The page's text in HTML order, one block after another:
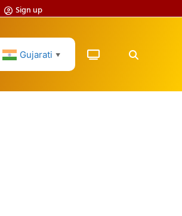
Sign up
Gujarati ▼